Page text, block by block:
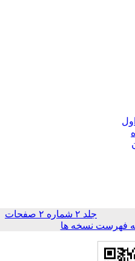
جلد ۲ شماره ۲ صفحات
نسخه ها